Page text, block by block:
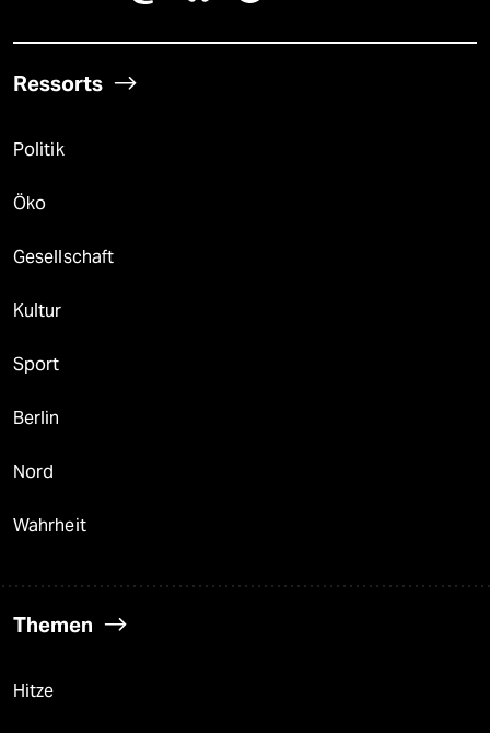
Ressorts
Politik
Öko
Gesellschaft
Kultur
Sport
Berlin
Nord
Wahrheit
Themen
Hitze